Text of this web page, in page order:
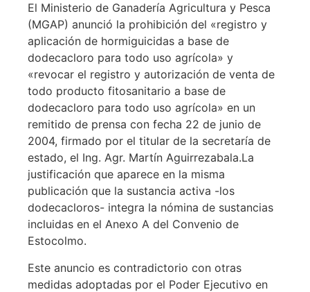
El Ministerio de Ganadería Agricultura y Pesca
(MGAP) anunció la prohibición del «registro y
aplicación de hormiguicidas a base de
dodecacloro para todo uso agrícola» y
«revocar el registro y autorización de venta de
todo producto fitosanitario a base de
dodecacloro para todo uso agrícola» en un
remitido de prensa con fecha 22 de junio de
2004, firmado por el titular de la secretaría de
estado, el Ing. Agr. Martín Aguirrezabala.La
justificación que aparece en la misma
publicación que la sustancia activa -los
dodecacloros- integra la nómina de sustancias
incluidas en el Anexo A del Convenio de
Estocolmo.
Este anuncio es contradictorio con otras
medidas adoptadas por el Poder Ejecutivo en